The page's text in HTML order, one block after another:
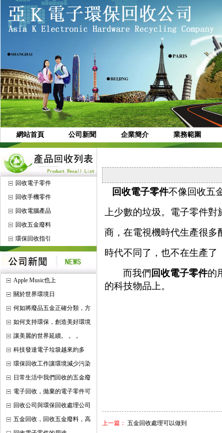
網站首頁 公司新聞 企業簡介 業務範圍
回收電子零件
回收手機零件
回收電腦產品
回收五金廢料
環保回收指引
Apple Music也上
關於世界環境日
何如將廢品五金正確分類，方
如何支持環保，創造美好環境
讓美麗的世界延續。 。 。
科技發達電子垃圾越來約多
環保回收工作讓環境減少污染
日常生活中我們回收的五金廢
電子回收，拋棄的電子零件可
回收公司與環保回收處理公司
五金回收，回收五金廢料，高
回收電子零件不像回收五
上少數的垃圾。電子零件
商，在電視機時代生產很多
時代不同了，也不在生產了
而我們 回收電子零件的
的科技物品上。
上一篇： 五金回收處理可以做到